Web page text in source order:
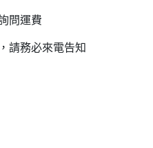
問運費
請務必來電告知